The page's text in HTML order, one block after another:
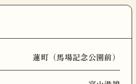
蓮町（馬場記念公園前）